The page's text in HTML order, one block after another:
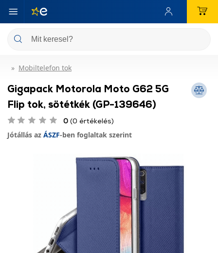
Mobiltelefon tok
Gigapack Motorola Moto G62 5G
Flip tok, sötétkék (GP-139646)
0 (0 értékelés)
Jótállás az ÁSZF-ben foglaltak szerint